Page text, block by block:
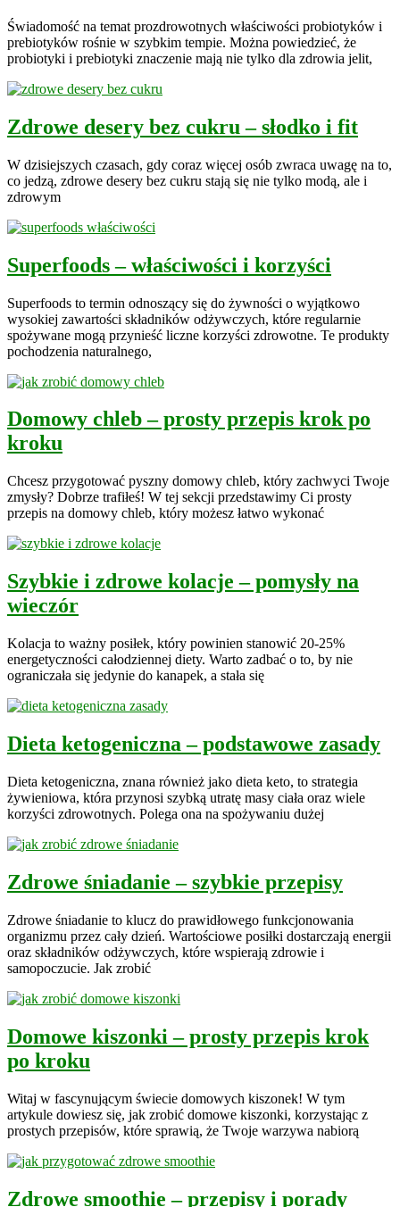
Świadomość na temat prozdrowotnych właściwości probiotyków i
prebiotyków rośnie w szybkim tempie. Można powiedzieć, że
probiotyki i prebiotyki znaczenie mają nie tylko dla zdrowia jelit,
Zdrowe desery bez cukru – słodko i fit
W dzisiejszych czasach, gdy coraz więcej osób zwraca uwagę na to,
co jedzą, zdrowe desery bez cukru stają się nie tylko modą, ale i
zdrowym
Superfoods – właściwości i korzyści
Superfoods to termin odnoszący się do żywności o wyjątkowo
wysokiej zawartości składników odżywczych, które regularnie
spożywane mogą przynieść liczne korzyści zdrowotne. Te produkty
pochodzenia naturalnego,
Domowy chleb – prosty przepis krok po
kroku
Chcesz przygotować pyszny domowy chleb, który zachwyci Twoje
zmysły? Dobrze trafiłeś! W tej sekcji przedstawimy Ci prosty
przepis na domowy chleb, który możesz łatwo wykonać
Szybkie i zdrowe kolacje – pomysły na
wieczór
Kolacja to ważny posiłek, który powinien stanowić 20-25%
energetyczności całodziennej diety. Warto zadbać o to, by nie
ograniczała się jedynie do kanapek, a stała się
Dieta ketogeniczna – podstawowe zasady
Dieta ketogeniczna, znana również jako dieta keto, to strategia
żywieniowa, która przynosi szybką utratę masy ciała oraz wiele
korzyści zdrowotnych. Polega ona na spożywaniu dużej
Zdrowe śniadanie – szybkie przepisy
Zdrowe śniadanie to klucz do prawidłowego funkcjonowania
organizmu przez cały dzień. Wartościowe posiłki dostarczają energii
oraz składników odżywczych, które wspierają zdrowie i
samopoczucie. Jak zrobić
Domowe kiszonki – prosty przepis krok
po kroku
Witaj w fascynującym świecie domowych kiszonek! W tym
artykule dowiesz się, jak zrobić domowe kiszonki, korzystając z
prostych przepisów, które sprawią, że Twoje warzywa nabiorą
Zdrowe smoothie – przepisy i porady